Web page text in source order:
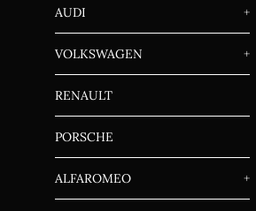
AUDI +
VOLKSWAGEN +
RENAULT
PORSCHE
ALFAROMEO +